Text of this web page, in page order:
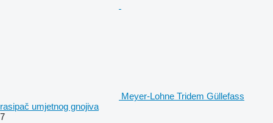
Meyer-Lohne Tridem Güllefass
rasipač umjetnog gnojiva
7